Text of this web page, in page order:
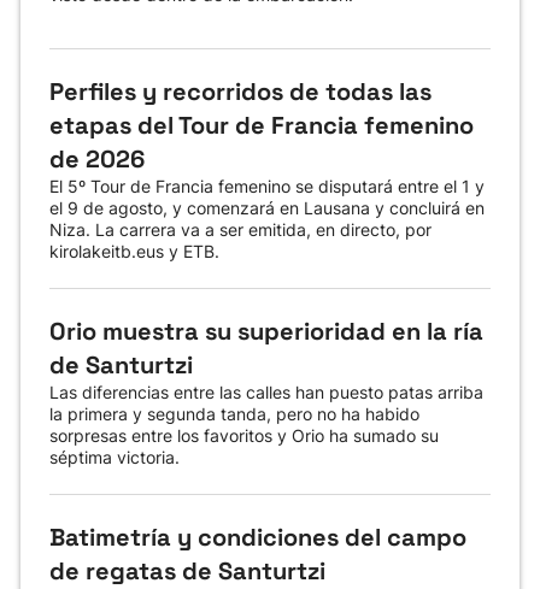
Perfiles y recorridos de todas las
etapas del Tour de Francia femenino
de 2026
El 5º Tour de Francia femenino se disputará entre el 1 y
el 9 de agosto, y comenzará en Lausana y concluirá en
Niza. La carrera va a ser emitida, en directo, por
kirolakeitb.eus y ETB.
Orio muestra su superioridad en la ría
de Santurtzi
Las diferencias entre las calles han puesto patas arriba
la primera y segunda tanda, pero no ha habido
sorpresas entre los favoritos y Orio ha sumado su
séptima victoria.
Batimetría y condiciones del campo
de regatas de Santurtzi